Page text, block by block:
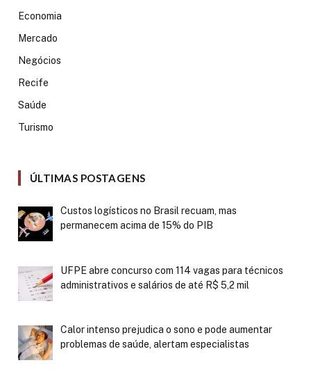
Economia
Mercado
Negócios
Recife
Saúde
Turismo
ÚLTIMAS POSTAGENS
Custos logísticos no Brasil recuam, mas
permanecem acima de 15% do PIB
UFPE abre concurso com 114 vagas para técnicos
administrativos e salários de até R$ 5,2 mil
Calor intenso prejudica o sono e pode aumentar
problemas de saúde, alertam especialistas